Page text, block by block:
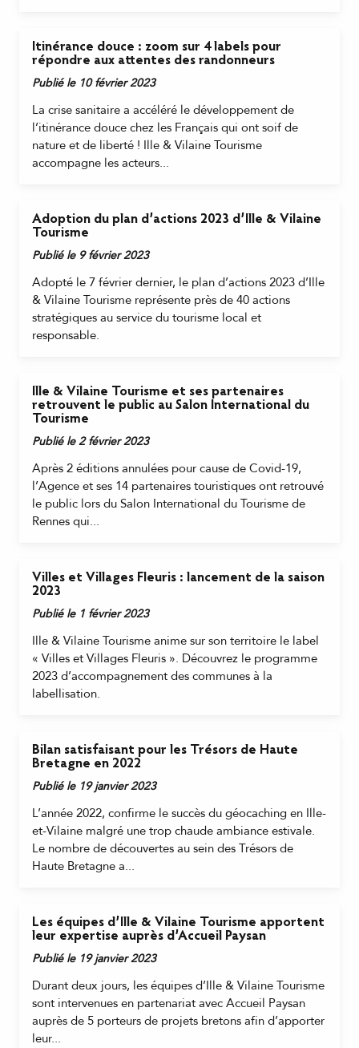
Itinérance douce : zoom sur 4 labels pour
répondre aux attentes des randonneurs
Publié le 10 février 2023
La crise sanitaire a accéléré le développement de
l’itinérance douce chez les Français qui ont soif de
nature et de liberté ! Ille & Vilaine Tourisme
accompagne les acteurs...
Adoption du plan d’actions 2023 d’Ille & Vilaine
Tourisme
Publié le 9 février 2023
Adopté le 7 février dernier, le plan d’actions 2023 d’Ille
& Vilaine Tourisme représente près de 40 actions
stratégiques au service du tourisme local et
responsable.
Ille & Vilaine Tourisme et ses partenaires
retrouvent le public au Salon International du
Tourisme
Publié le 2 février 2023
Après 2 éditions annulées pour cause de Covid-19,
l’Agence et ses 14 partenaires touristiques ont retrouvé
le public lors du Salon International du Tourisme de
Rennes qui...
Villes et Villages Fleuris : lancement de la saison
2023
Publié le 1 février 2023
Ille & Vilaine Tourisme anime sur son territoire le label
« Villes et Villages Fleuris ». Découvrez le programme
2023 d’accompagnement des communes à la
labellisation.
Bilan satisfaisant pour les Trésors de Haute
Bretagne en 2022
Publié le 19 janvier 2023
L’année 2022, confirme le succès du géocaching en Ille-
et-Vilaine malgré une trop chaude ambiance estivale.
Le nombre de découvertes au sein des Trésors de
Haute Bretagne a...
Les équipes d’Ille & Vilaine Tourisme apportent
leur expertise auprès d’Accueil Paysan
Publié le 19 janvier 2023
Durant deux jours, les équipes d’Ille & Vilaine Tourisme
sont intervenues en partenariat avec Accueil Paysan
auprès de 5 porteurs de projets bretons afin d’apporter
leur...